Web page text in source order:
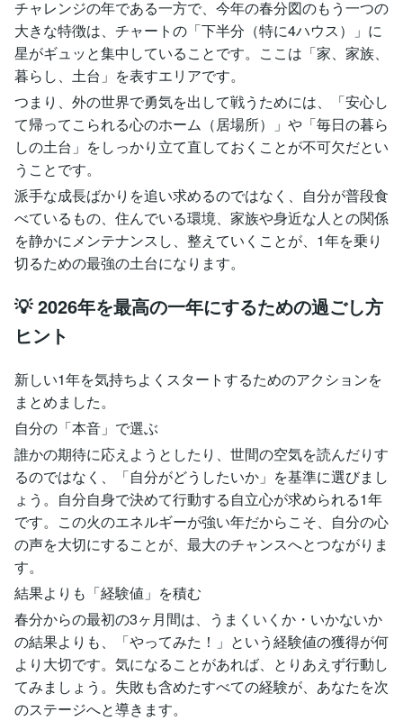
チャレンジの年である一方で、今年の春分図のもう一つの
大きな特徴は、チャートの「下半分（特に4ハウス）」に
星がギュッと集中していることです。ここは「家、家族、
暮らし、土台」を表すエリアです。
つまり、外の世界で勇気を出して戦うためには、「安心し
て帰ってこられる心のホーム（居場所）」や「毎日の暮ら
しの土台」をしっかり立て直しておくことが不可欠だとい
うことです。
派手な成長ばかりを追い求めるのではなく、自分が普段食
べているもの、住んでいる環境、家族や身近な人との関係
を静かにメンテナンスし、整えていくことが、1年を乗り
切るための最強の土台になります。
💡 2026年を最高の一年にするための過ごし方
ヒント
新しい1年を気持ちよくスタートするためのアクションを
まとめました。
自分の「本音」で選ぶ
誰かの期待に応えようとしたり、世間の空気を読んだりす
るのではなく、「自分がどうしたいか」を基準に選びまし
ょう。自分自身で決めて行動する自立心が求められる1年
です。この火のエネルギーが強い年だからこそ、自分の心
の声を大切にすることが、最大のチャンスへとつながりま
す。
結果よりも「経験値」を積む
春分からの最初の3ヶ月間は、うまくいくか・いかないか
の結果よりも、「やってみた！」という経験値の獲得が何
より大切です。気になることがあれば、とりあえず行動し
てみましょう。失敗も含めたすべての経験が、あなたを次
のステージへと導きます。